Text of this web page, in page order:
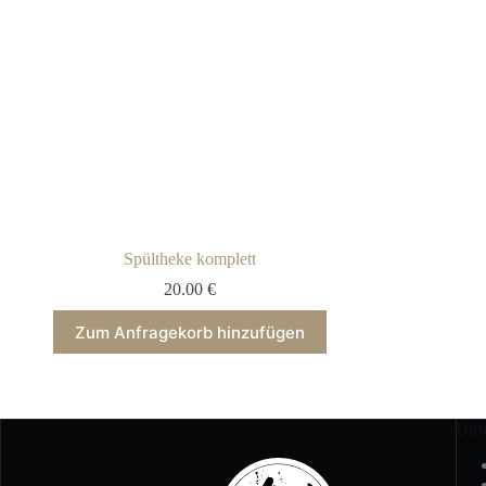
Spültheke komplett
20.00 €
Zum Anfragekorb hinzufügen